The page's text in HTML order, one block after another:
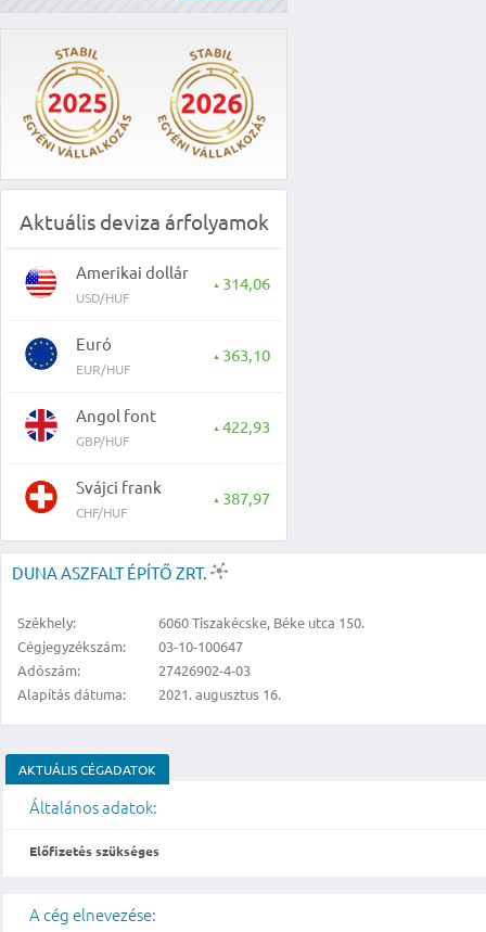
Aktuális deviza árfolyamok
Amerikai dollár
USD/HUF
▲ 314,06
Euró
EUR/HUF
▲ 363,10
Angol font
GBP/HUF
▲ 422,93
Svájci frank
CHF/HUF
▲ 387,97
DUNA ASZFALT ÉPÍTŐ ZRT.
Székhely:
6060 Tiszakécske, Béke utca 150.
Cégjegyzékszám:
03-10-100647
Adószám:
27426902-4-03
Alapítás dátuma:
2021. augusztus 16.
AKTUÁLIS CÉGADATOK
Általános adatok:
Előfizetés szükséges
A cég elnevezése: